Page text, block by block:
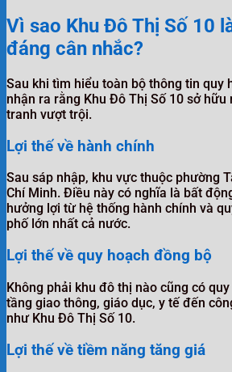
Vì sao Khu Đô Thị Số 10
đáng cân nhắc?
Sau khi tìm hiểu toàn bộ thông tin quy
nhận ra rằng Khu Đô Thị Số 10 sở hữu
tranh vượt trội.
Lợi thế về hành chính
Sau sáp nhập, khu vực thuộc phường
Chí Minh. Điều này có nghĩa là bất
hưởng lợi từ hệ thống hành chính và
phố lớn nhất cả nước.
Lợi thế về quy hoạch đồng bộ
Không phải khu đô thị nào cũng có
tầng giao thông, giáo dục, y tế đến
như Khu Đô Thị Số 10.
Lợi thế về tiềm năng tăng giá